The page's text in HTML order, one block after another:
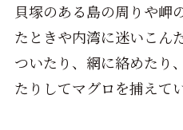
貝塚のある島の周りや岬
たときや内湾に迷いこん
ついたり、網に絡めたり
たりしてマグロを捕えて